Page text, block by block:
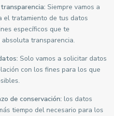
Siempre vamos a
el tratamiento de tus datos
específicos que te
transparencia.
Solo vamos a solicitar datos
con los fines para los que
de conservación: los datos
tiempo del necesario para los